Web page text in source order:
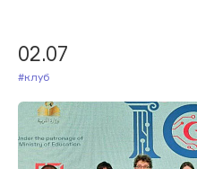
02.07
#Клуб